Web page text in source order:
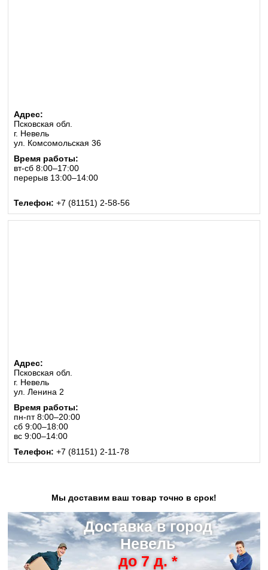
Адрес:
Псковская обл.
г. Невель
ул. Комсомольская 36
Время работы:
вт-сб 8:00–17:00
перерыв 13:00–14:00
Телефон: +7 (81151) 2-58-56
Адрес:
Псковская обл.
г. Невель
ул. Ленина 2
Время работы:
пн-пт 8:00–20:00
сб 9:00–18:00
вс 9:00–14:00
Телефон: +7 (81151) 2-11-78
Мы доставим ваш товар точно в срок!
Доставка в город
Невель
до 7 д. *